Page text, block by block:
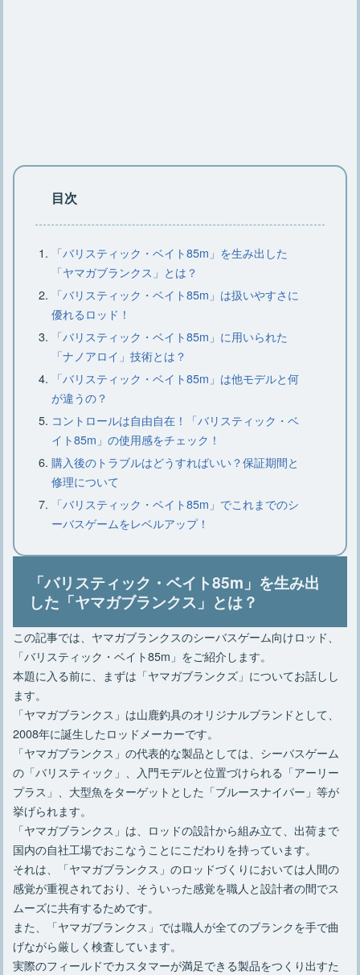
焚き火を安全・簡単に後始末する正し
キャンプで焚き火の灰を処理する簡
単・安全な方法をご紹介
い火の消し方とダメな消し方
利な物、焚き火のやり方
法、3つのコツや注意点
ロースタイルキャンプのレイアウトと
おすすめアイテム厳選8点
目次
「バリスティック・ベイト85m」を生み出した
「ヤマガブランクス」とは？
「バリスティック・ベイト85m」は扱いやすさに
優れるロッド！
「バリスティック・ベイト85m」に用いられた
「ナノアロイ」技術とは？
「バリスティック・ベイト85m」は他モデルと何
が違うの？
コントロールは自由自在！「バリスティック・ベ
イト85m」の使用感をチェック！
購入後のトラブルはどうすればいい？保証期間と
修理について
「バリスティック・ベイト85m」でこれまでのシ
ーバスゲームをレベルアップ！
「バリスティック・ベイト85m」を生み出
した「ヤマガブランクス」とは？
この記事では、ヤマガブランクスのシーバスゲーム向けロッド、
「バリスティック・ベイト85m」をご紹介します。
本題に入る前に、まずは「ヤマガブランクズ」についてお話しし
ます。
「ヤマガブランクス」は山鹿釣具のオリジナルブランドとして、
2008年に誕生したロッドメーカーです。
「ヤマガブランクス」の代表的な製品としては、シーバスゲーム
の「バリスティック」、入門モデルと位置づけられる「アーリー
プラス」、大型魚をターゲットとした「ブルースナイパー」等が
挙げられます。
「ヤマガブランクス」は、ロッドの設計から組み立て、出荷まで
国内の自社工場でおこなうことにこだわりを持っています。
それは、「ヤマガブランクス」のロッドづくりにおいては人間の
感覚が重視されており、そういった感覚を職人と設計者の間でス
ムーズに共有するためです。
また、「ヤマガブランクス」では職人が全てのブランクを手で曲
げながら厳しく検査しています。
実際のフィールドでカスタマーが満足できる製品をつくり出すた